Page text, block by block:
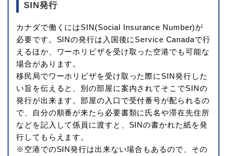
SIN発行
カナダで働くにはSIN(Social Insurance Number)が
必要です。SINの発行は入国後にService Canadaで行
えるほか、ワーホリビザを受け取った空港でも可能な
場合があります。
移民局でワーホリビザを受け取った際にSIN発行した
い旨を伝えると、別の部屋に案内されてそこでSINの
発行が出来ます。部屋の入口で受付番号が配られるの
で、自分の順番が来たら必要書類に氏名や滞在先住所
などを記入して係員に渡すと、SINの書かれた紙を発
行してもらえます。
※空港でのSIN発行は出来ない場合もあるので、その